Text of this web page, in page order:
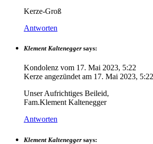
Kerze-Groß
Antworten
Klement Kaltenegger says:
Kondolenz vom 17. Mai 2023, 5:22
Kerze angezündet am 17. Mai 2023, 5:22
Unser Aufrichtiges Beileid,
Fam.Klement Kaltenegger
Antworten
Klement Kaltenegger says: